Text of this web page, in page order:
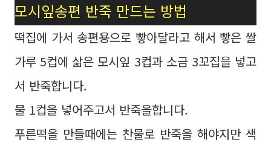
모시잎송편 반죽 만드는 방법
떡집에 가서 송편용으로 빻아달라고 해서 빻은 쌀
가루 5컵에 삶은 모시잎 3컵과 소금 3꼬집을 넣고
서 반죽합니다.
물 1컵을 넣어주고서 반죽을합니다.
푸른떡을 만들때에는 찬물로 반죽을 해야지만 색